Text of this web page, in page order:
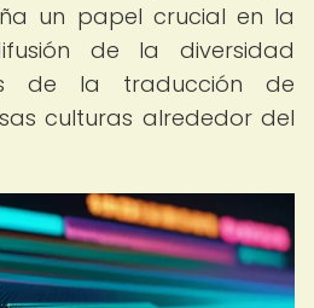
un papel crucial en la
de la diversidad
de la traducción de
culturas alrededor del